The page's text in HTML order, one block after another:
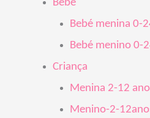
Bebé
Bebé menina 0-
Bebé menino 0-
Criança
Menina 2-12
Menino-2-